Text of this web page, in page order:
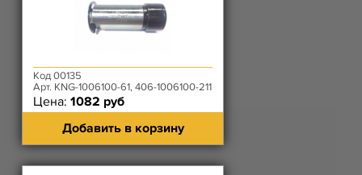
Код 00135
Арт. KNG-1006100-61, 406-1006100-211
Цена: 1082 руб
Добавить в корзину